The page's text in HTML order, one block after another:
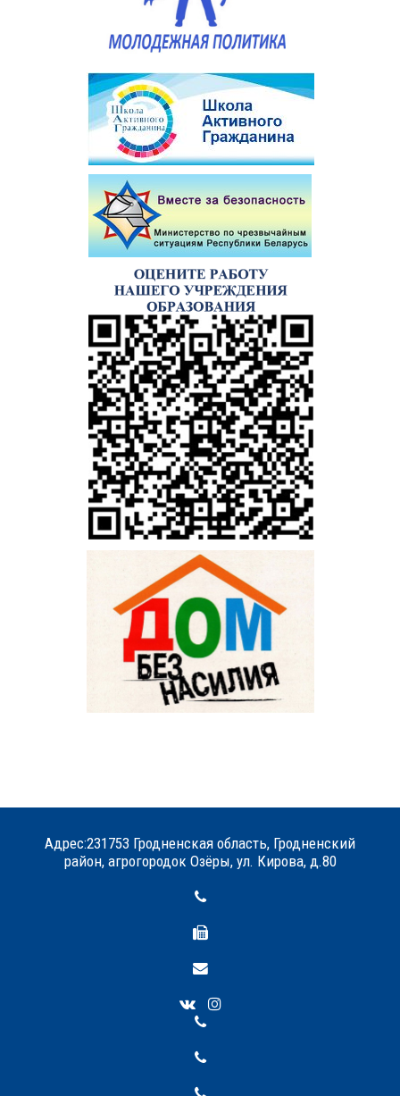
Адрес:231753 Гродненская область, Гродненский
район, агрогородок Озёры, ул. Кирова, д.80